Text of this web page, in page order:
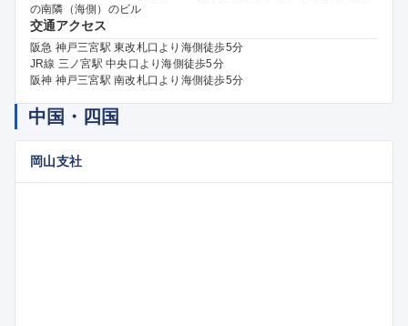
の南隣（海側）のビル
交通アクセス
阪急 神戸三宮駅 東改札口より海側徒歩5分
JR線 三ノ宮駅 中央口より海側徒歩5分
阪神 神戸三宮駅 南改札口より海側徒歩5分
中国・四国
岡山支社